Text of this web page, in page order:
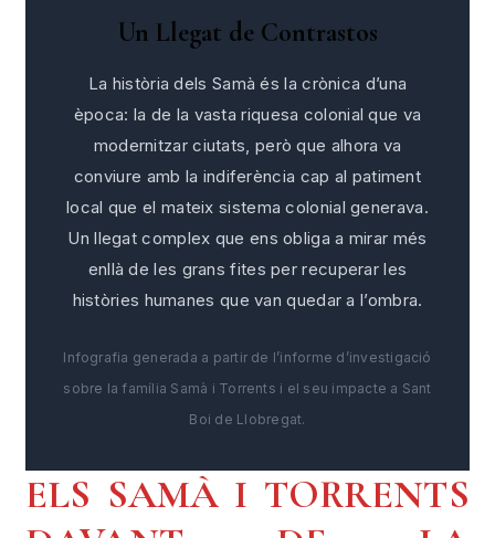
Un Llegat de Contrastos
La història dels Samà és la crònica d’una
època: la de la vasta riquesa colonial que va
modernitzar ciutats, però que alhora va
conviure amb la indiferència cap al patiment
local que el mateix sistema colonial generava.
Un llegat complex que ens obliga a mirar més
enllà de les grans fites per recuperar les
històries humanes que van quedar a l’ombra.
Infografia generada a partir de l’informe d’investigació
sobre la família Samà i Torrents i el seu impacte a Sant
Boi de Llobregat.
ELS SAMÀ I TORRENTS